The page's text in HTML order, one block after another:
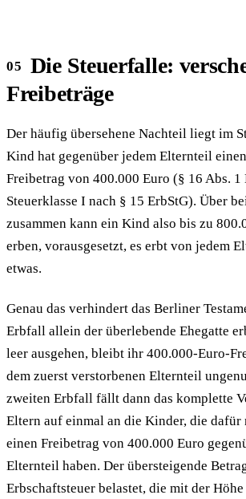
Die Steuerfalle:
Freibeträge
Der häufig übersehene Nachteil liegt im
Kind hat gegenüber jedem Elternteil
Freibetrag von 400.000 Euro (§ 16 Abs. 1
Steuerklasse I nach § 15 ErbStG). Über
zusammen kann ein Kind also bis zu
erben, vorausgesetzt, es erbt von jedem
etwas.
Genau das verhindert das Berliner
Erbfall allein der überlebende Ehegatte
leer ausgehen, bleibt ihr 400.000-Euro-
dem zuerst verstorbenen Elternteil
zweiten Erbfall fällt dann das komplette
Eltern auf einmal an die Kinder, die dafür
einen Freibetrag von 400.000 Euro
Elternteil haben. Der übersteigende
Erbschaftsteuer belastet, die mit der Höhe